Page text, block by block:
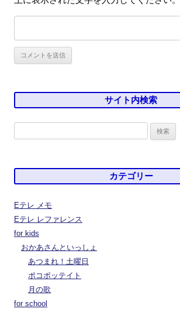
サイト内検索
カテゴリー
Eテレ メモ
Eテレ レファレンス
for kids
おかあさんといっしょ
あつまれ！土曜日
ポコポッテイト
月の歌
for school